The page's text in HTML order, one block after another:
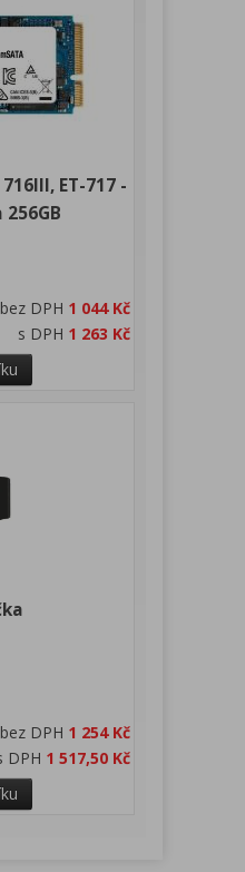
ET-717 -
bez DPH 1 044 Kč
s DPH 1 263 Kč
bez DPH 1 254 Kč
DPH 1 517,50 Kč